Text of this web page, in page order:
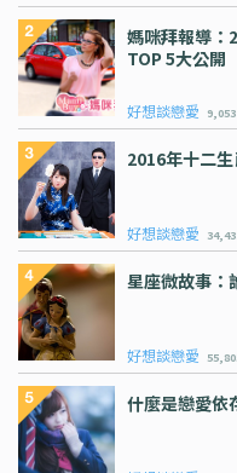
媽咪拜報導：
TOP 5大公開
好想談戀愛 9,053
2016年十二
好想談戀愛
星座微故事：
好想談戀愛
什麼是戀愛依